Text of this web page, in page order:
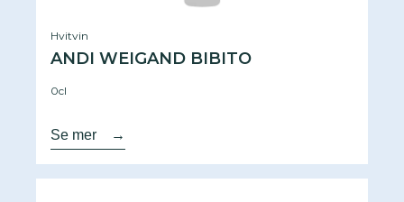
Hvitvin
ANDI WEIGAND BIBITO
0cl
Se mer →